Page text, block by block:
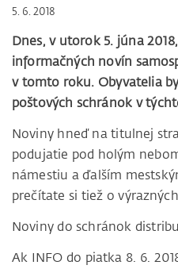
5. 6. 2018
Dnes, v utorok 5. júna
informačných novín
v tomto roku. Obyvatelia
poštových schránok v
Noviny hneď na titulnej
podujatie pod holým
námestiu a ďalším
prečítate si tiež o
Noviny do schránok
Ak INFO do piatka 8. 6.